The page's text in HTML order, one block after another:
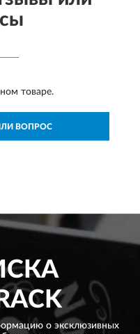
товаре.
ВОПРОС
о эксклюзивных